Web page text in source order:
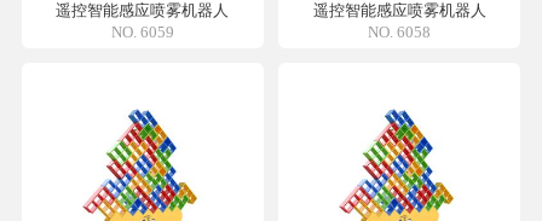
遥控智能感应喷雾机器人
NO. 6059
遥控智能感应喷雾机器人
NO. 6058